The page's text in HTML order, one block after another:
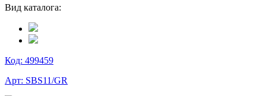
Вид каталога:
Код: 499459
Арт: SBS11/GR